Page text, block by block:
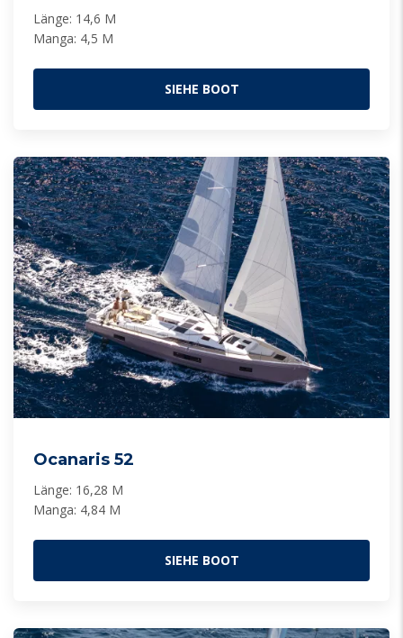
Länge: 14,6 M
Manga: 4,5 M
SIEHE BOOT
Ocanaris 52
Länge: 16,28 M
Manga: 4,84 M
SIEHE BOOT